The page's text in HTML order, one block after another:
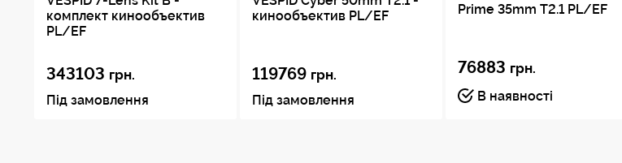
комплект кинообъектив
PL/EF
343103 грн.
Під замовлення
кинообъектив PL/EF
119769 грн.
Під замовлення
Prime 35mm T2.1 PL/EF
76883 грн.
В наявності